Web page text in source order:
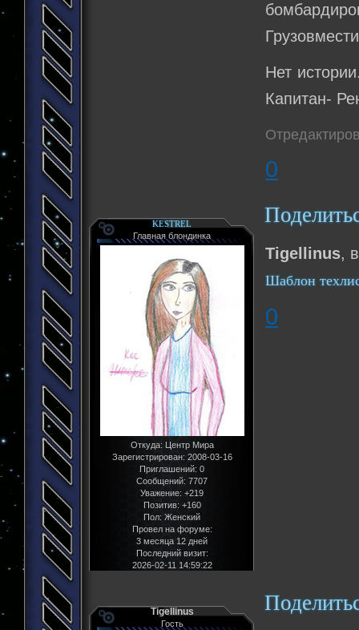
Нет
Капитан-
0
KESTREL
Главная блондинка
Откуда:Центр Мира
Зарегистрирован: 2008-03-16
Приглашений: 0
Сообщений: 7707
Уважение: +219
Позитив: +160
Пол:Женский
Провел на форуме:
3 месяца 12 дней
Последний визит:
2026-02-11 14:59:22
Tigellinus,
Шаблон
0
Tigellinus
Гость